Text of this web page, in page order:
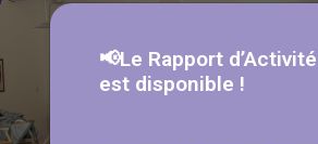
📢Le Rapport
est disponible !